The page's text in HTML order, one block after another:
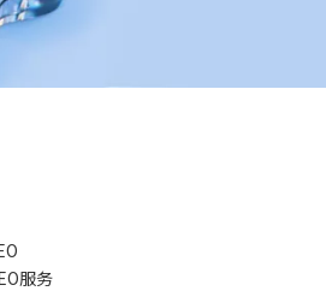
服务